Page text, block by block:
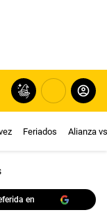
Feriados Alianza
en